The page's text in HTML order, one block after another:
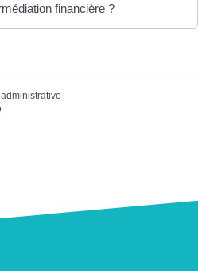
financière ?